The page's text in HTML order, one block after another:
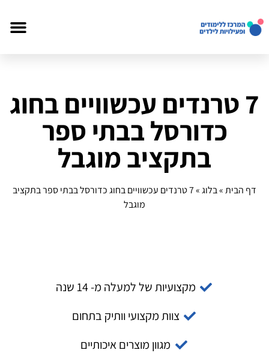
7 טרנדים עכשוויים בחוג
כדורסל בבתי ספר
בתקציב מוגבל
דף הבית»בלוג»
7 טרנדים עכשוויים בחוג כדורסל בבתי ספר בתקציב
מוגבל
מקצועיות של למעלה מ- 14 שנה
צוות מקצועי וותיק בתחום
מגוון מוצרים איכותיים